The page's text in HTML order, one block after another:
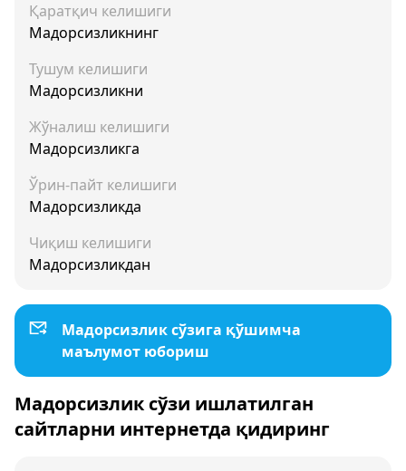
Қаратқич келишиги
Мадорсизликнинг
Тушум келишиги
Мадорсизликни
Жўналиш келишиги
Мадорсизликга
Ўрин-пайт келишиги
Мадорсизликда
Чиқиш келишиги
Мадорсизликдан
Мадорсизлик сўзига қўшимча
маълумот юбориш
Мадорсизлик сўзи ишлатилган
сайтларни интернетда қидиринг